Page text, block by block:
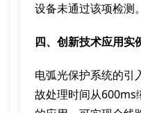
设备未通过该项检测。
四、创新技术应用实
电弧光保护系统的引
故处理时间从600ms